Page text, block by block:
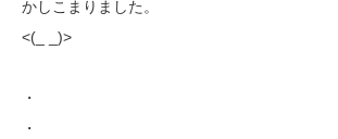
かしこまりました。
<(_ _)>
・
・